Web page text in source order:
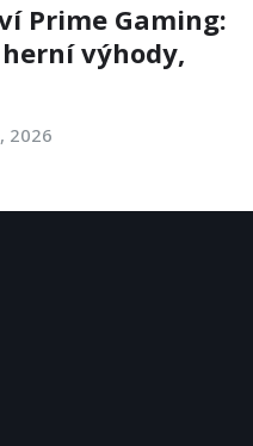
Prime Gaming:
výhody,
2026